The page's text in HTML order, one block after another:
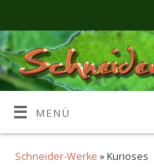
MENÜ
Schneider-Werke » Kurioses